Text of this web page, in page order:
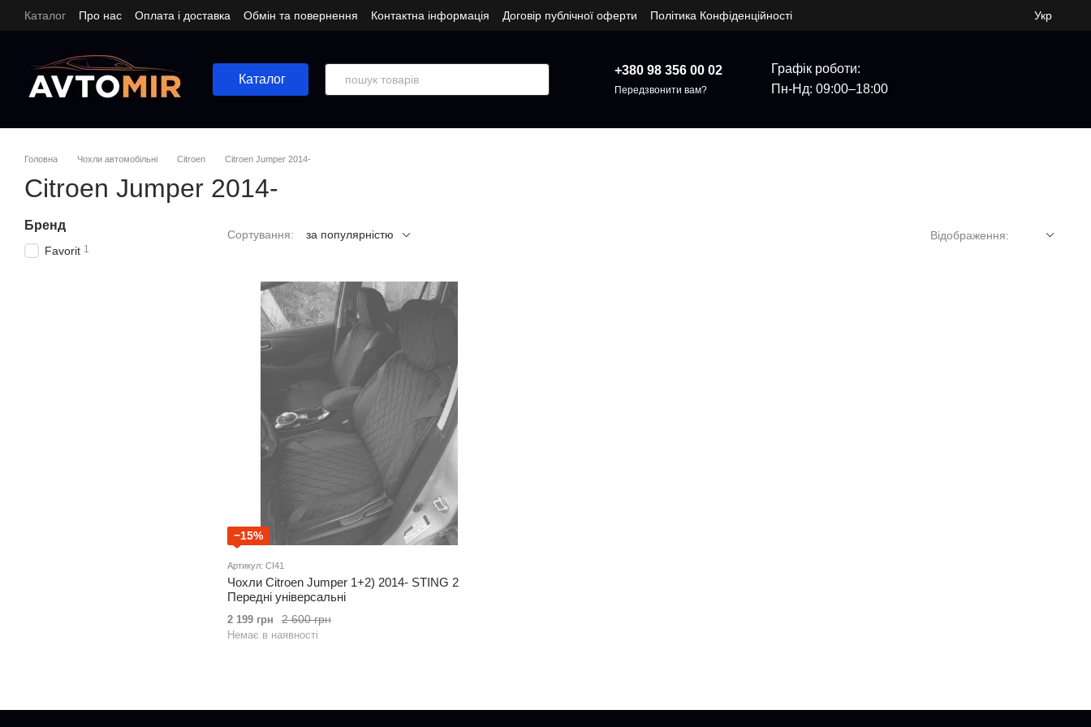
Перейти до основного контенту
Каталог Про нас Оплата і доставка Обмін та повернення Контактна інформація Договір публічної оферти Політика Конфіденційності Укр
Каталог
+380 98 356 00 02
Передзвонити вам?
Графік роботи:
Пн-Нд: 09:00–18:00
Головна Чохли автомобільні Citroen Citroen Jumper 2014-
Citroen Jumper 2014-
Сортування: за популярністю Відображення:
−15%
Артикул: CI41
Чохли Citroen Jumper 1+2) 2014- STING 2
Передні універсальні
2 600 грн
2 199 грн
Немає в наявності
Бренд
Favorit 1